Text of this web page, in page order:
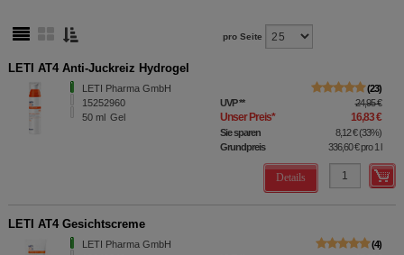
pro Seite
LETI AT4 Anti-Juckreiz Hydrogel
LETI Pharma GmbH
15252960
50 ml Gel
23
UVP** 24,95 €
Unser Preis* 16,83 €
Sie sparen 8,12 €(33%)
Grundpreis
336,60 €pro 1 l
Details
LETI AT4 Gesichtscreme
LETI Pharma GmbH
4